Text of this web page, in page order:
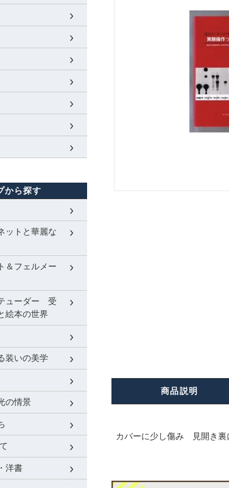
商品説明
カバーに少し傷み 見開き裏
から探す
ットと華麗な
フェルメー
ューダー 受
絵本の世界
装いの美学
の情景
洋書